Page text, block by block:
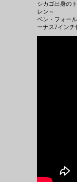
シカゴ出身の
レン～
ベン・フォー
ーナス7インチ